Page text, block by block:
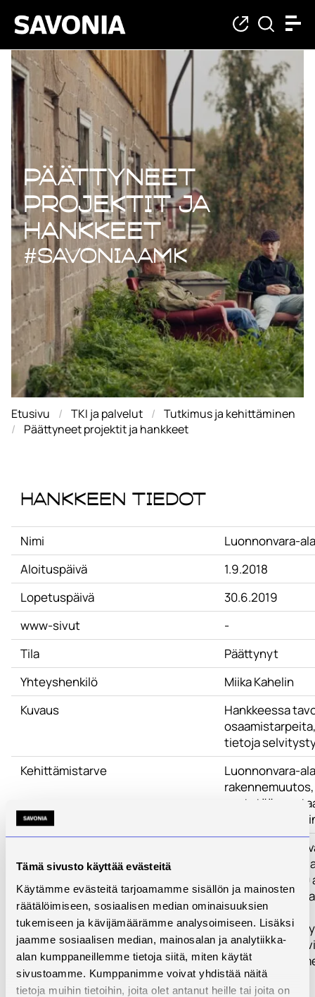
Tämä sivusto käyttää evästeitä
Käytämme evästeitä tarjoamamme sisällön ja mainosten
räätälöimiseen, sosiaalisen median ominaisuuksien
tukemiseen ja kävijämäärämme analysoimiseen. Lisäksi
jaamme sosiaalisen median, mainosalan ja analytiikka-
alan kumppaneillemme tietoja siitä, miten käytät
sivustoamme. Kumppanimme voivat yhdistää näitä
tietoja muihin tietoihin, joita olet antanut heille tai joita on
Päättyneet
Päättyneet
projektit ja
hankkeet
#savoniaAMK
Etusivu TKI ja palvelut
Tutkimus ja kehittäminen
Päättyneet projektit ja hankkeet
Hankkeen tiedot
Nimi
Luonnonvara-
Aloituspäivä
1.9.2018
Lopetuspäivä
30.6.2019
www-sivut
-
Tila
Päättynyt
Yhteyshenkilö
Miika Kahelin
Kuvaus
Hankkeessa
tietoja
Kehittämistarve
Luonnonvara-
pystytään
vaativan
Hanke
tarpeita
haastateltiin
yrityksiä sekä
Haastateltujen
yritysten omat
valintoihin.